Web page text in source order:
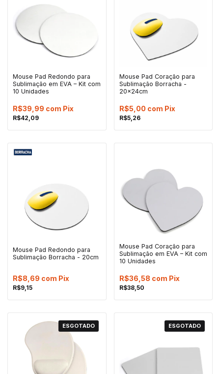
Mouse Pad Redondo para
Sublimação em EVA – Kit com
10 Unidades
R$42,09
R$39,99 com Pix
Mouse Pad Coração para
Sublimação Borracha -
20x24cm
R$5,26
R$5,00 com Pix
Mouse Pad Redondo para
Sublimação Borracha - 20cm
R$9,15
R$8,69 com Pix
Mouse Pad Coração para
Sublimação em EVA – Kit com
10 Unidades
R$38,50
R$36,58 com Pix
ESGOTADO ESGOTADO